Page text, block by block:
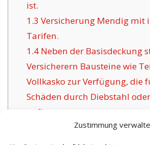
Zustimmung
ist.
1.3 Versicherung Mendig mit
Tarifen.
1.4Neben der Basisdeckung
Versicherern Bausteine wie
Vollkasko zur Verfügung, die
Schäden durch Diebstahl
aufkommen.
Das Anliegen traditioneller
Versicherungsunternehmen